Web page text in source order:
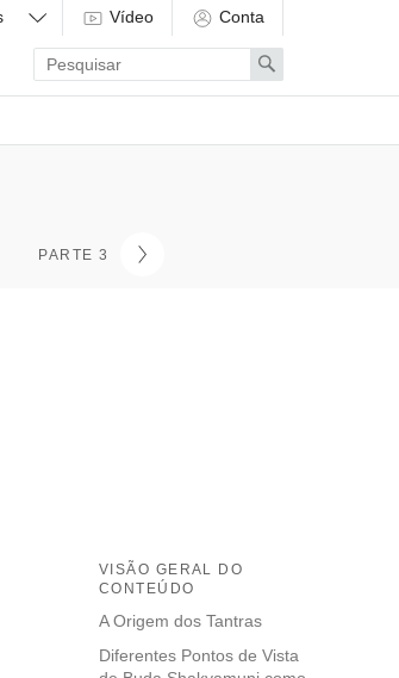
Vídeo Conta
Enter
search
term
Search
PARTE 3
VISÃO GERAL DO
CONTEÚDO
A Origem dos Tantras
Diferentes Pontos de Vista